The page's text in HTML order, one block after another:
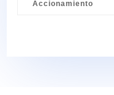
Accionamiento